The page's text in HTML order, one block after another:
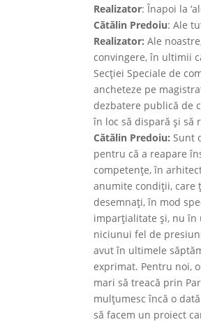
Realizator: Înapoi la
Cătălin Predoiu: Ale
Realizator: Ale
convingere, în ultimii
Secţiei Speciale de
ancheteze pe
dezbatere publică de
în loc să dispară şi să
Cătălin Predoiu: Sunt
pentru că a reapare
competenţe, în
anumite condiţii, care
desemnaţi, în mod
imparţialitate şi, nu în
niciunui fel de
avut în ultimele
exprimat. Pentru noi,
mari să treacă prin
mulţumesc încă o
să facem un proiect